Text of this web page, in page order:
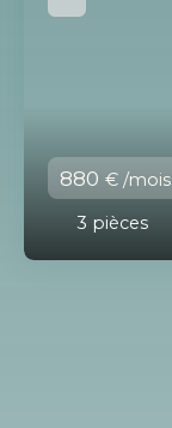
880 € /mois
3 pièces